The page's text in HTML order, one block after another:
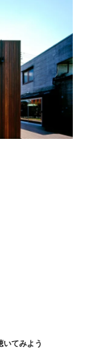
いてみよう